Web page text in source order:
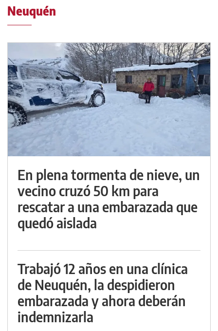
Neuquén
En plena tormenta de nieve, un
vecino cruzó 50 km para
rescatar a una embarazada que
quedó aislada
Trabajó 12 años en una clínica
de Neuquén, la despidieron
embarazada y ahora deberán
indemnizarla